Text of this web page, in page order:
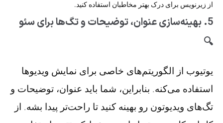
از زیرنویس برای درک بهتر مخاطبان استفاده کنید.
5. بهینه‌سازی عنوان، توضیحات و تگ‌ها برای سئو
🔍
یوتیوب از الگوریتم‌های خاصی برای نمایش ویدیوها
استفاده می‌کنه. بنابراین، شما باید عنوان، توضیحات و
تگ‌های ویدیوتون رو بهینه کنید تا راحت‌تر پیدا بشه. از